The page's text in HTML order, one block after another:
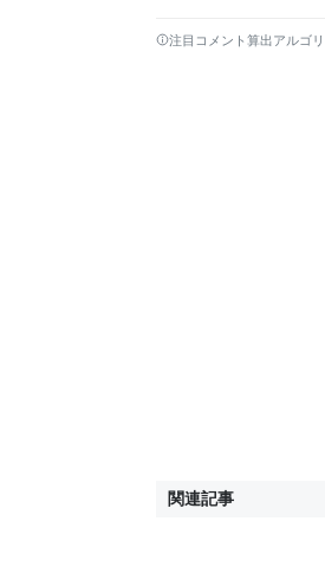
注目コメント算出アルゴ
関連記事